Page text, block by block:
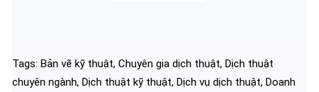
Tags: Bản vẽ kỹ thuật, Chuyên gia dịch thuật, Dịch thuật
chuyên ngành, Dịch thuật kỹ thuật, Dịch vụ dịch thuật, Doanh